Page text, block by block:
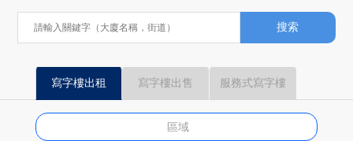
搜索
寫字樓出租 寫字樓出售 服務式寫字樓